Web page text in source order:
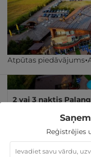
Atpūtas piedāvājums
2 vai 3 naktis
no 212€
Par 2 naktīm
Reģistrējies